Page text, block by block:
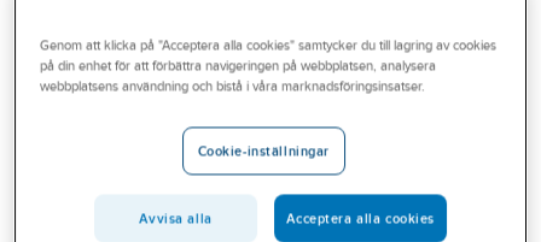
Outlet
Branscher CJ
metallkrok
STROPP CJ MED KROK
Genom att klicka på "Acceptera alla cookies" samtycker du till lagring av cookies
på din enhet för att förbättra navigeringen på webbplatsen, analysera
webbplatsens användning och bistå i våra marknadsföringsinsatser.
Cookie-inställningar
Avvisa alla Acceptera alla cookies